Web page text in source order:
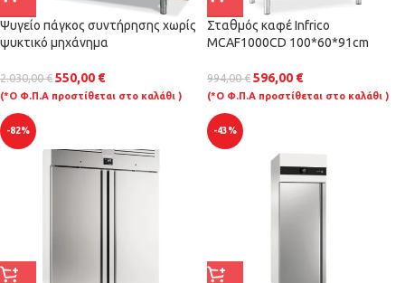
Ψυγείο πάγκος συντήρησης χωρίς
ψυκτικό μηχάνημα
2.030,00€ 550,00 €
(*Ο Φ.Π.Α προστίθεται στο καλάθι )
Σταθμός καφέ Infrico
MCAF1000CD 100*60*91cm
994,00€ 596,00 €
(*Ο Φ.Π.Α προστίθεται στο καλάθι )
-82% -43%